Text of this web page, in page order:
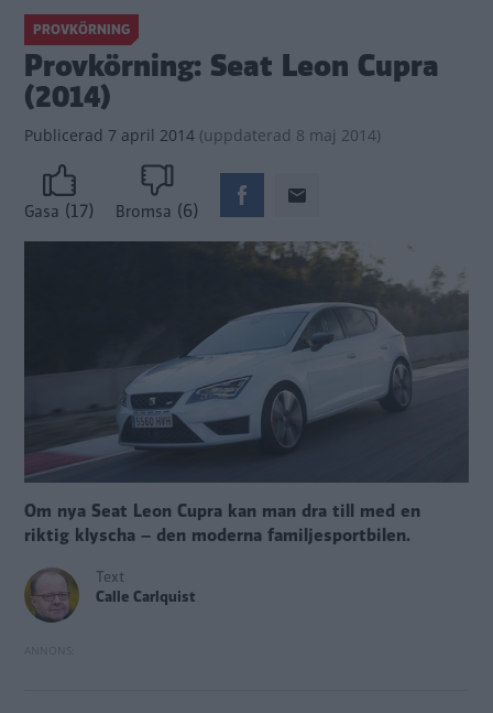
PROVKÖRNING
Provkörning: Seat Leon Cupra
(2014)
Publicerad 7 april 2014 (uppdaterad 8 maj 2014)
Gasa (17) Bromsa (6)
Om nya Seat Leon Cupra kan man dra till med en
riktig klyscha – den moderna familjesportbilen.
Text
Calle Carlquist